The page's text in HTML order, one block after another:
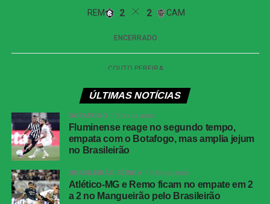
LinkedIn
ÚLTIMAS NOTÍCIAS
BOTAFOGO 2 horas atrás
Fluminense reage no segundo tempo,
empata com o Botafogo, mas amplia jejum
no Brasileirão
BRASILEIRÃO SÉRIE A 5 horas atrás
Atlético-MG e Remo ficam no empate em 2
a 2 no Mangueirão pelo Brasileirão